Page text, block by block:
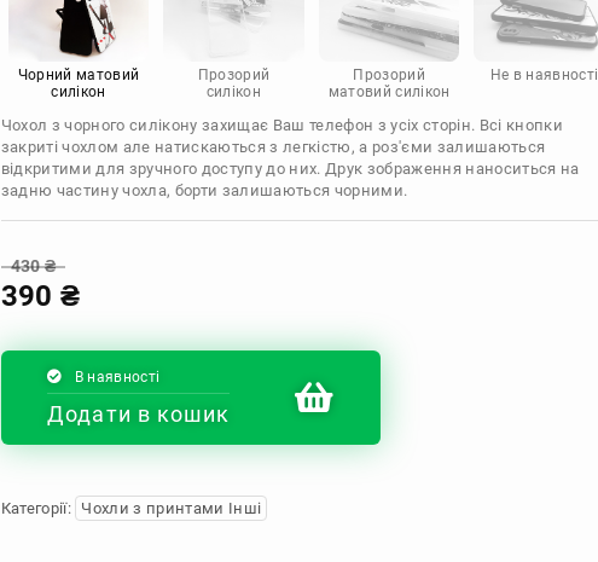
OnePlus
Google
Doogee
Motorola
Чорний матовий
силікон
Прозорий
силікон
Прозорий
матовий силікон
Не в наявності
Чохол з чорного силікону захищає Ваш телефон з усіх сторін. Всі кнопки
закриті чохлом але натискаються з легкістю, а роз'єми залишаються
відкритими для зручного доступу до них. Друк зображення наноситься на
задню частину чохла, борти залишаються чорними.
430₴
390 ₴
В наявності
Додати в кошик
Категорії: Чохли з принтами Інші